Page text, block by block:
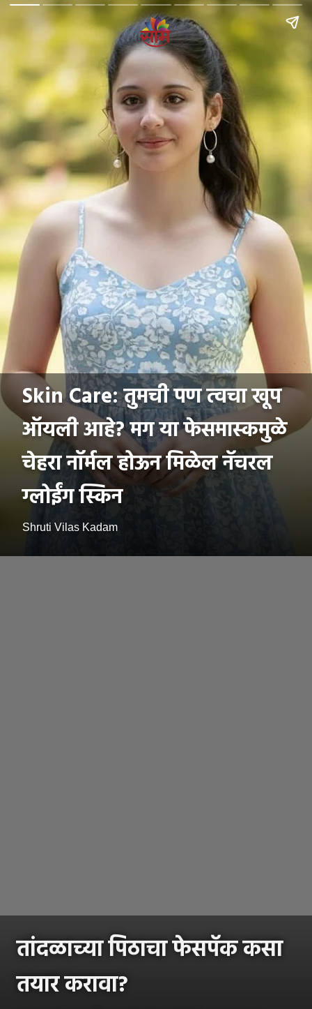
Skin Care: तुमची पण त्वचा खूप
ऑयली आहे? मग या फेसमास्कमुळे
चेहरा नॉर्मल होऊन मिळेल नॅचरल
ग्लोईंग स्किन
Shruti Vilas Kadam
तांदळाच्या पिठाचा फेसपॅक कसा
तयार करावा?